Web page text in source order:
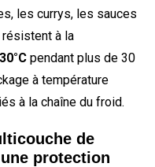
les currys, les sauces
à la
pendant plus de 30
à température
à la chaîne du froid.
de
protection